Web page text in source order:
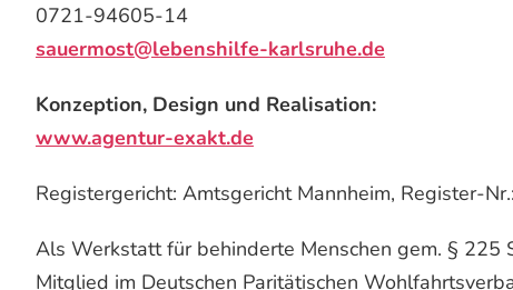
0721-94605-14
sauermost@lebenshilfe-karlsruhe.de
Konzeption, Design und Realisation:
www.agentur-exakt.de
Registergericht: Amtsgericht Mannheim, Register-
Als Werkstatt für behinderte Menschen gem. § 225
Mitglied im Deutschen Paritätischen